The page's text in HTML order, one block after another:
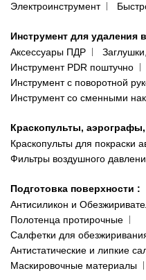
Электроинструмент
Инструмент для удаления
Аксессуары ПДР
Инструмент PDR поштучно
Инструмент с поворотной
Инструмент со сменными
Краскопульты,
Краскопульты для покраски
Фильтры воздушного
Подготовка поверхности :
Антисиликон и
Полотенца протирочные
Салфетки для
Антистатические и липкие
Маскировочные материалы